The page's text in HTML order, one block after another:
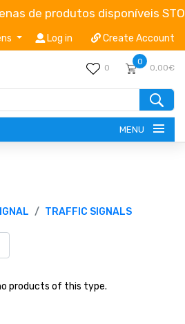
de produtos disponíveis
Log in Create Account
0
0
0,00€
MENU
TRAFFIC SIGNALS
products of this type.